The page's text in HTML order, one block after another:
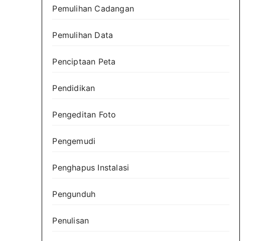
Pemulihan Cadangan
Pemulihan Data
Penciptaan Peta
Pendidikan
Pengeditan Foto
Pengemudi
Penghapus Instalasi
Pengunduh
Penulisan